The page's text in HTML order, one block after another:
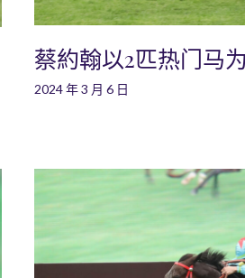
蔡約翰以2匹热门马
2024 年 3 月 6 日